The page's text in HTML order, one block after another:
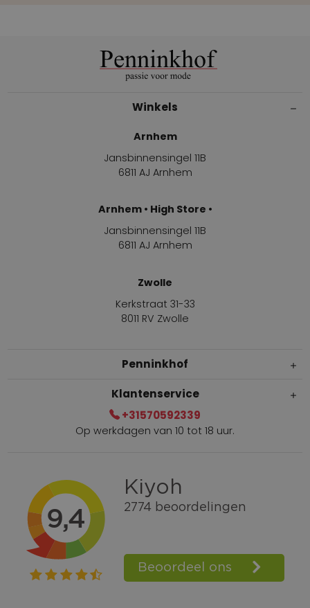
Winkels
Arnhem
Jansbinnensingel 11B
6811 AJ Arnhem
Arnhem • High Store •
Jansbinnensingel 11B
6811 AJ Arnhem
Zwolle
Kerkstraat 31-33
8011 RV Zwolle
Penninkhof
Gratis verzending vanaf € 100,=
Bel +31570592339
Spaarpunten
Shop the Look
Telefonisch bestellen ook mogelijk
Klantenservice
+31570592339
Op werkdagen van 10 tot 18 uur.